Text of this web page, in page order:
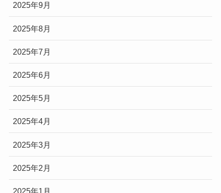
2025年9月
2025年8月
2025年7月
2025年6月
2025年5月
2025年4月
2025年3月
2025年2月
2025年1月